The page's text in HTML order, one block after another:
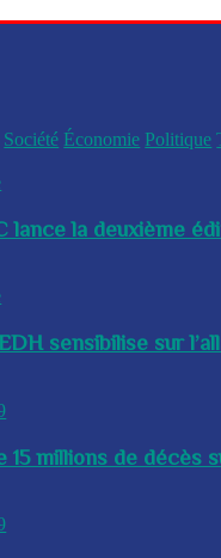
Société Économie Politique
lance la deuxième
sensibilise sur
15 millions de décès